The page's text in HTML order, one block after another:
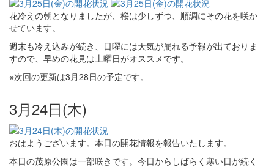
花冷えの朝となりましたが、桜は少しずつ、順調にその花を咲か
せています。
週末も冷え込みが続き、日曜には天気が崩れる予報が出ておりま
すので、早めの花見は土曜日がオススメです。
※次回の更新は3月28日の予定です。
3月24日(木)
おはようございます。本日の開花情報を報告いたします。
本日の茂原公園は一部咲きです。今日からしばらく寒い日が続く